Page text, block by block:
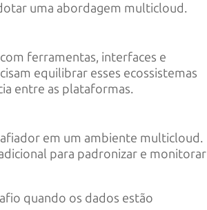
uma abordagem multicloud.
ferramentas, interfaces e
equilibrar esses ecossistemas
entre as plataformas.
em um ambiente multicloud.
para padronizar e monitorar
quando os dados estão